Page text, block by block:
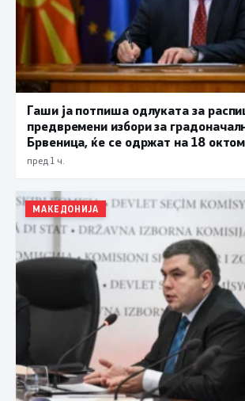
Гаши ја потпиша одлуката за
предвремени избори за
Брвеница, ќе се одржат на 18
пред 1 ч.
МАКЕДОНИЈА